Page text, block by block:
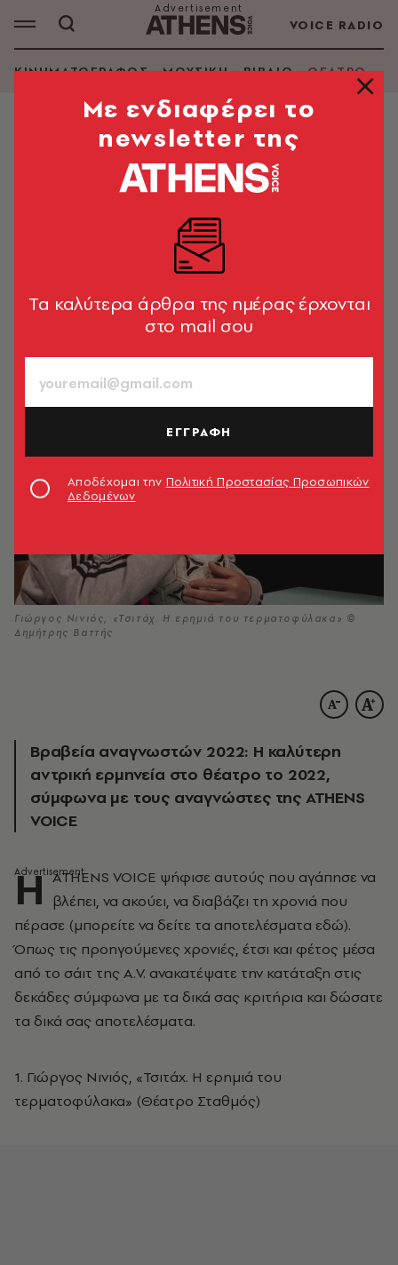
VOICE RADIO
ΚΙΝΗΜΑΤΟΓΡΑΦΟΣ ΜΟΥΣΙΚΗ ΒΙΒΛΙΟ ΘΕΑΤΡΟ -
ΘΕΑΤΡΟ - ΟΠΕΡΑ
Ποια ήταν η καλύτερη ανδρική
ερμηνεία στο θέατρο το 2022;
Οι αναγνώστες μας, όπως και τις προηγούμενες
χρονιές, επέλεξαν σύμφωνα με τα δικά τους κριτήρια.
Γιώργος Νινιός, «Τσιτάχ. Η ερημιά του τερματοφύλακα» ©
Δημήτρης Βαττής
Βραβεία αναγνωστών 2022: Η καλύτερη
αντρική ερμηνεία στο θέατρο το 2022,
σύμφωνα με τους αναγνώστες της ATHENS
VOICE
Η ATHENS VOICE ψήφισε αυτούς που αγάπησε να
βλέπει, να ακούει, να διαβάζει τη χρονιά που
πέρασε (μπορείτε να δείτε τα αποτελέσματα εδώ).
Όπως τις προηγούμενες χρονιές, έτσι και φέτος μέσα
από το σάιτ της A.V. ανακατέψατε την κατάταξη στις
δεκάδες σύμφωνα με τα δικά σας κριτήρια και δώσατε
τα δικά σας αποτελέσματα.
1. Γιώργος Νινιός, «Τσιτάχ. Η ερημιά του
τερματοφύλακα» (Θέατρο Σταθμός)
Mε ενδιαφέρει το
newsletter της
Tα καλύτερα άρθρα της ημέρας έρχονται
στο mail σου
ΕΓΓΡΑΦΗ
Αποδέχομαι την Πολιτική Προστασίας Προσωπικών
Δεδομένων